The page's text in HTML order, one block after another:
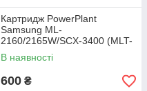
Картридж PowerPlant
Samsung ML-
2160/2165W/SCX-3400 (MLT-
D101S) (з чипом)
В наявності
600 ₴